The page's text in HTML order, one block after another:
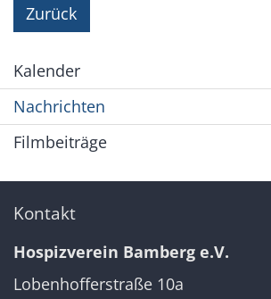
Zurück
Kalender
Nachrichten
Filmbeiträge
Kontakt
Hospizverein Bamberg e.V.
Lobenhofferstraße 10a